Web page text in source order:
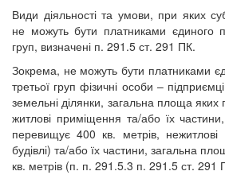
Види діяльності та умови, при яких
не можуть бути платниками єдиного
груп, визначені п. 291.5 ст. 291 ПК.
Зокрема, не можуть бути платниками
третьої груп фізичні особи –
земельні ділянки, загальна площа
житлові приміщення та/або їх
перевищує 400 кв. метрів,
будівлі) та/або їх частини, загальна
кв. метрів (п. п. 291.5.3 п. 291.5 ст. 291